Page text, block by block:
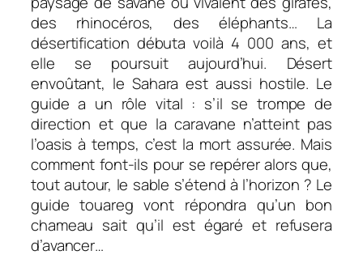
des rhinocéros, des éléphants… La
désertification débuta voilà 4 000 ans, et
elle se poursuit aujourd’hui. Désert
envoûtant, le Sahara est aussi hostile. Le
guide a un rôle vital : s’il se trompe de
direction et que la caravane n’atteint pas
l’oasis à temps, c’est la mort assurée. Mais
comment font-ils pour se repérer alors que,
tout autour, le sable s’étend à l’horizon ? Le
guide touareg vont répondra qu’un bon
chameau sait qu’il est égaré et refusera
d’avancer…